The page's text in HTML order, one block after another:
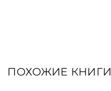
ПОХОЖИЕ КНИГИ